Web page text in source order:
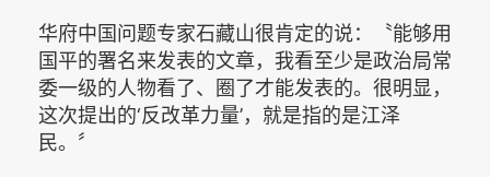
华府中国问题专家石藏山很肯定的说：〝能够用
国平的署名来发表的文章，我看至少是政治局常
委一级的人物看了、圈了才能发表的。很明显，
这次提出的‘反改革力量’，就是指的是江泽
民。〞